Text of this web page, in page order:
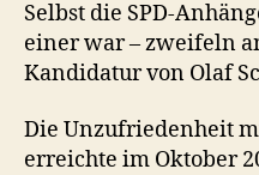
Selbst die SPD-
einer war – zweifeln
Kandidatur von Olaf
Die Unzufriedenheit
erreichte im Oktober